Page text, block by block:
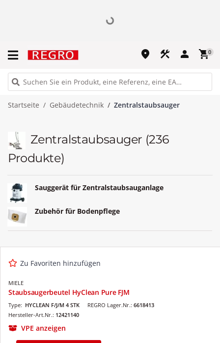
place construction person shopping_cart0
Startseite Gebäudetechnik Zentralstaubsauger
Zentralstaubsauger (236
Produkte)
Sauggerät für Zentralstaubsauganlage
Zubehör für Bodenpflege
Zu Favoriten hinzufügen
MIELE
Staubsaugerbeutel HyClean Pure FJM
REGRO Lager.Nr.: 6618413
Type: HYCLEAN F/J/M 4 STK
Hersteller-Art.Nr.: 12421140
VPE anzeigen